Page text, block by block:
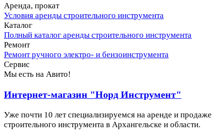
Аренда, прокат
Условия аренды строительного инструмента
Каталог
Полный каталог аренды строительного инструмента
Ремонт
Ремонт ручного электро- и бензоинструмента
Сервис
Мы есть на Авито!
Интернет-магазин "Норд Инструмент"
Уже почти 10 лет специализируемся на аренде и продаже
строительного инструмента в Архангельске и области.